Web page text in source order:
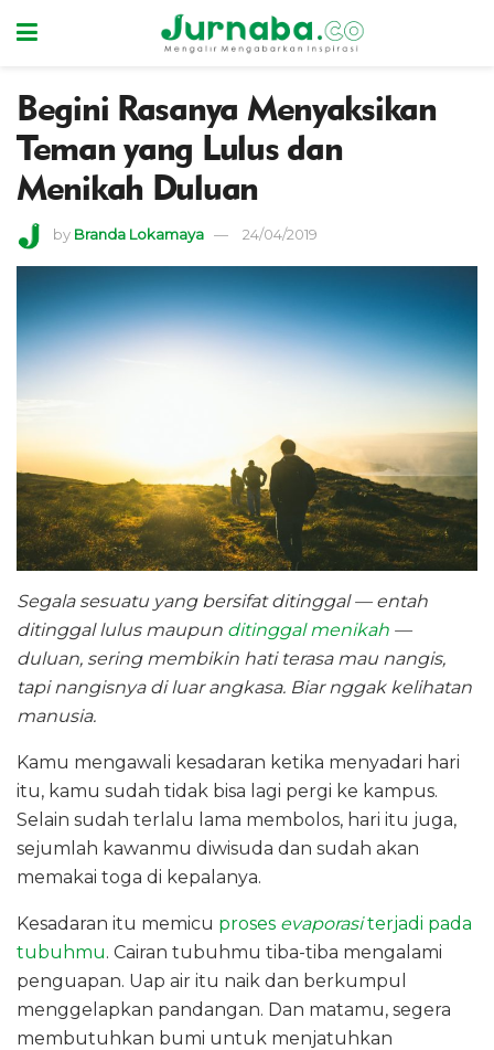
Begini Rasanya Menyaksikan
Teman yang Lulus dan
Menikah Duluan
by Branda Lokamaya 24/04/2019
Segala sesuatu yang bersifat ditinggal — entah
ditinggal lulus maupun ditinggal menikah —
duluan, sering membikin hati terasa mau nangis,
tapi nangisnya di luar angkasa. Biar nggak kelihatan
manusia.
Kamu mengawali kesadaran ketika menyadari hari
itu, kamu sudah tidak bisa lagi pergi ke kampus.
Selain sudah terlalu lama membolos, hari itu juga,
sejumlah kawanmu diwisuda dan sudah akan
memakai toga di kepalanya.
Kesadaran itu memicu proses evaporasiterjadi pada
tubuhmu. Cairan tubuhmu tiba-tiba mengalami
penguapan. Uap air itu naik dan berkumpul
menggelapkan pandangan. Dan matamu, segera
membutuhkan bumi untuk menjatuhkan